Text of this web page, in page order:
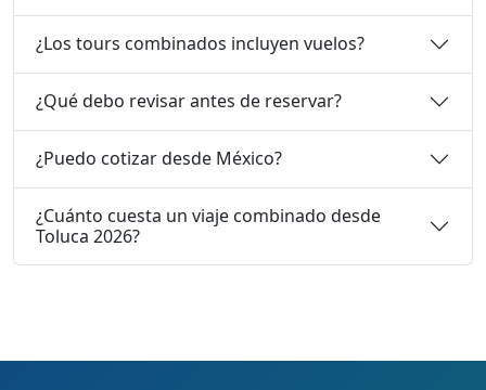
¿Los tours combinados incluyen vuelos?
¿Qué debo revisar antes de reservar?
¿Puedo cotizar desde México?
¿Cuánto cuesta un viaje combinado desde
Toluca 2026?